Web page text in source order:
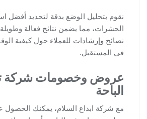
نقوم بتحليل الوضع بدقة لتحديد أفضل
الحشرات، مما يضمن نتائج فعالة وطويلة
نصائح وإرشادات للعملاء حول كيفية
في المستقبل.
عروض وخصومات شركة
الباحة
مع شركة ابداع السلام، يمكنك